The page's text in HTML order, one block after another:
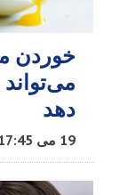
خوردن
دهد
19 می 17:45